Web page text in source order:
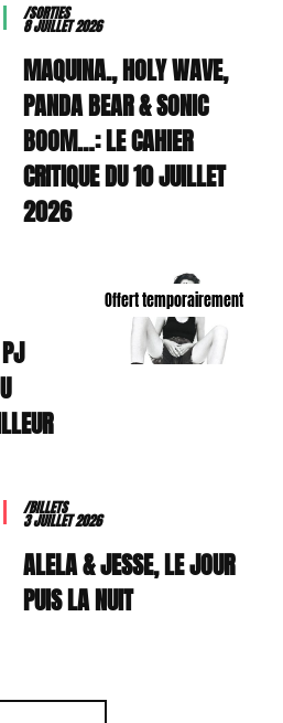
/SORTIES
8 JUILLET 2026
MAQUINA., HOLY WAVE,
PANDA BEAR & SONIC
BOOM…: LE CAHIER
CRITIQUE DU 10 JUILLET
2026
Offert temporairement
/BILLETS
3 JUILLET 2026
ALELA & JESSE, LE JOUR
PUIS LA NUIT